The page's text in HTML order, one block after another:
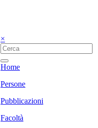
×
Home
Persone
Pubblicazioni
Facoltà